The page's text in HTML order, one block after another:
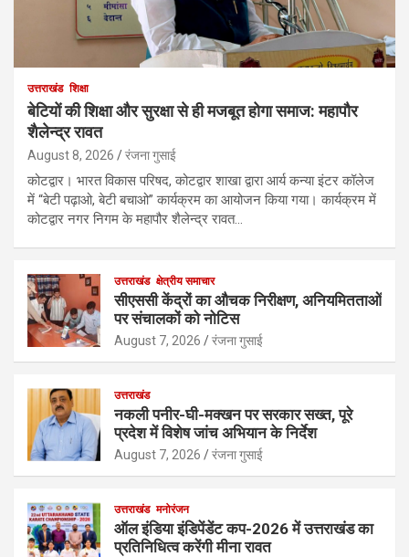
उत्तराखंड शिक्षा
बेटियों की शिक्षा और सुरक्षा से ही मजबूत होगा समाज: महापौर
शैलेन्द्र रावत
August 8, 2026 रंजना गुसाई
कोटद्वार। भारत विकास परिषद, कोटद्वार शाखा द्वारा आर्य कन्या इंटर कॉलेज
में “बेटी पढ़ाओ, बेटी बचाओ” कार्यक्रम का आयोजन किया गया। कार्यक्रम में
कोटद्वार नगर निगम के महापौर शैलेन्द्र रावत…
उत्तराखंड क्षेत्रीय समाचार
सीएससी केंद्रों का औचक निरीक्षण, अनियमितताओं
पर संचालकों को नोटिस
August 7, 2026 रंजना गुसाई
उत्तराखंड
नकली पनीर-घी-मक्खन पर सरकार सख्त, पूरे
प्रदेश में विशेष जांच अभियान के निर्देश
August 7, 2026 रंजना गुसाई
उत्तराखंड मनोरंजन
ऑल इंडिया इंडिपेंडेंट कप-2026 में उत्तराखंड का
प्रतिनिधित्व करेंगी मीना रावत